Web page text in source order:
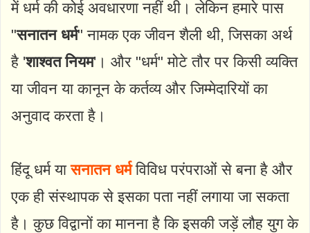
में धर्म की कोई अवधारणा नहीं थी। लेकिन हमारे पास
"सनातन धर्म" नामक एक जीवन शैली थी, जिसका अर्थ
है 'शाश्वत नियम'। और "धर्म" मोटे तौर पर किसी व्यक्ति
या जीवन या कानून के कर्तव्य और जिम्मेदारियों का
अनुवाद करता है।
हिंदू धर्म यासनातन धर्मविविध परंपराओं से बना है और
एक ही संस्थापक से इसका पता नहीं लगाया जा सकता
है। कुछ विद्वानों का मानना ​​है कि इसकी जड़ें लौह युग के